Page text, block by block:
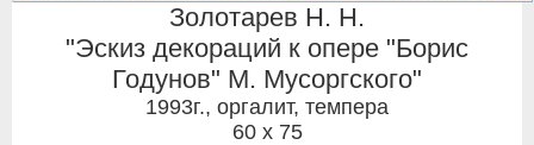
Золотарев Н. Н.
"Эскиз декораций к опере "Борис
Годунов" М. Мусоргского"
1993г., оргалит, темпера
60 x 75